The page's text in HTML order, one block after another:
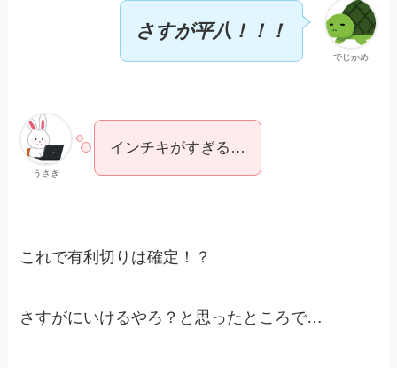
でじかめ
さすが平八！！！
うさぎ
インチキがすぎる…
これで有利切りは確定！？
さすがにいけるやろ？と思ったところで…